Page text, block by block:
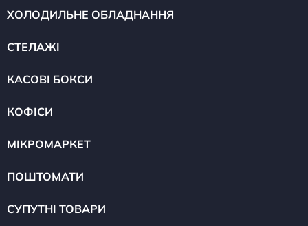
ХОЛОДИЛЬНЕ ОБЛАДНАННЯ
СТЕЛАЖІ
КАСОВІ БОКСИ
КОФІСИ
МІКРОМАРКЕТ
ПОШТОМАТИ
СУПУТНІ ТОВАРИ